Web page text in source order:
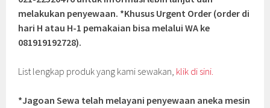
melakukan penyewaan. *Khusus Urgent Order (order di
hari H atau H-1 pemakaian bisa melalui WA ke
081919192728).
List lengkap produk yang kami sewakan, klik di sini.
*Jagoan Sewa telah melayani penyewaan aneka mesin